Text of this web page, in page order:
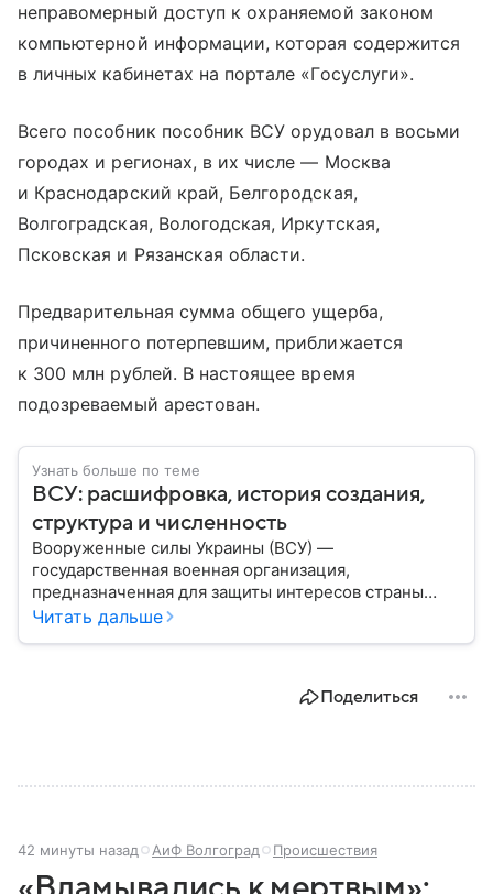
неправомерный доступ к охраняемой законом
компьютерной информации, которая содержится
в личных кабинетах на портале «Госуслуги».
Всего пособник пособник ВСУ орудовал в восьми
городах и регионах, в их числе — Москва
и Краснодарский край, Белгородская,
Волгоградская, Вологодская, Иркутская,
Псковская и Рязанская области.
Предварительная сумма общего ущерба,
причиненного потерпевшим, приближается
к 300 млн рублей. В настоящее время
подозреваемый арестован.
Узнать больше по теме
ВСУ: расшифровка, история создания,
структура и численность
Вооруженные силы Украины (ВСУ) —
государственная военная организация,
предназначенная для защиты интересов страны
военным путем. Была создана после
Читать дальше
Поделиться
42 минуты назад АиФ Волгоград Происшествия